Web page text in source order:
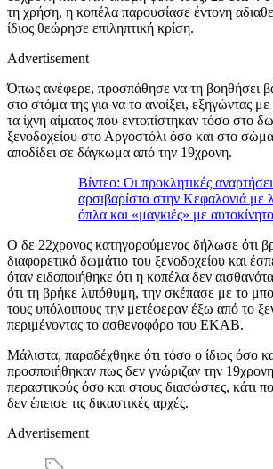
τη χρήση, η κοπέλα παρουσίασε έντονη
ίδιος θεώρησε επιληπτική κρίση.
Advertisement
Όπως ανέφερε, προσπάθησε να τη βοηθήσει
στο στόμα της για να το ανοίξει, εξηγώντας
τα ίχνη αίματος που εντοπίστηκαν τόσο στο
ξενοδοχείου στο Αργοστόλι όσο και στο
αποδίδει σε δάγκωμα από την 19χρονη.
Βίντεο: Οι προκλητικές
αρσιβαρίστα στην Κεφαλονιά με
όπλα και «μαγκιές» με αυτοκίνητο
Ο δε 22χρονος κατηγορούμενος δήλωσε ότι
διαφορετικό δωμάτιο του ξενοδοχείου και
όταν ειδοποιήθηκε ότι η κοπέλα δεν
ότι τη βρήκε λιπόθυμη, την σκέπασε με το
τους υπόλοιπους την μετέφεραν έξω από το
περιμένοντας το ασθενοφόρο του ΕΚΑΒ.
Μάλιστα, παραδέχθηκε ότι τόσο ο ίδιος όσο
προσποιήθηκαν πως δεν γνώριζαν την
περαστικούς όσο και στους διασώστες, κάτι
δεν έπεισε τις δικαστικές αρχές.
Advertisement